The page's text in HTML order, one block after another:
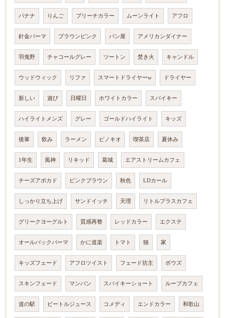
バナナ りんご ブリーチカラー ムーンライト アフロ
針金パーマ ブラウンピンク パン屋 アメリカンダイナー
羽曳野 チャコールグレー ツートン 焚き火 キャンドル
ウッドウィック リファ スマートドライヤーw ドライヤー
新しい 遊び 日曜日 ホワイトカラー スパイキー
ハイライトメンズ グレー ゴールドハイライト キッズ
後輩 飲み ラーメン ピノキオ 喫茶店 夏休み
1年生 風神 リキッド 葛城 エアストリームカフェ
チーズアボカド ピンクブラウン 秋色 LDカール
しっかり立ち上げ サンドイッチ 天理 リトルプラスカフェ
グリークヨーグルト 質感再整 レッドカラー エクステ
オールバックパーマ かに道楽 トマト 猫 家
キッズフェード アフロツイスト フェード坊主 ボウズ
スキンフェード マンバン スパイキーショート ループカフェ
道の駅 ビートルジュース コメディ エンドカラー 和歌山